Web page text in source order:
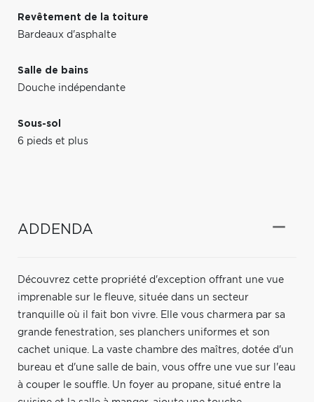
Revêtement de la toiture
Bardeaux d'asphalte
Salle de bains
Douche indépendante
Sous-sol
6 pieds et plus
ADDENDA
Découvrez cette propriété d'exception offrant une vue
imprenable sur le fleuve, située dans un secteur
tranquille où il fait bon vivre. Elle vous charmera par sa
grande fenestration, ses planchers uniformes et son
cachet unique. La vaste chambre des maîtres, dotée d'un
bureau et d'une salle de bain, vous offre une vue sur l'eau
à couper le souffle. Un foyer au propane, situé entre la